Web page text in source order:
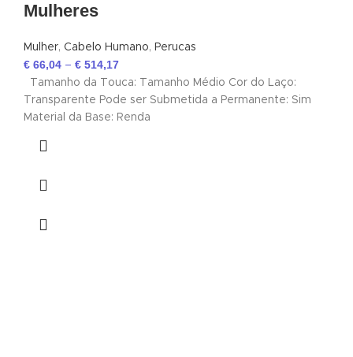
Mulheres
Mulher, Cabelo Humano, Perucas
€ 66,04 – € 514,17
Tamanho da Touca: Tamanho Médio Cor do Laço:
Transparente Pode ser Submetida a Permanente: Sim
Material da Base: Renda